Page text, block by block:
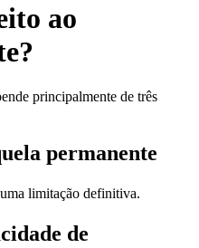
ao
principalmente de três
permanente
limitação definitiva.
de